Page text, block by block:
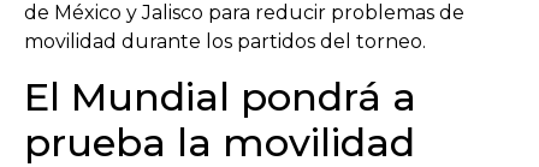
de México y Jalisco para reducir problemas de
movilidad durante los partidos del torneo.
El Mundial pondrá a
prueba la movilidad